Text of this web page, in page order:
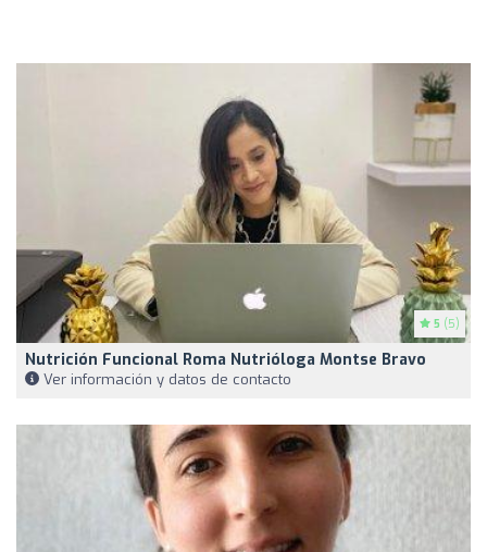
5 (5)
Nutrición Funcional Roma Nutrióloga Montse Bravo
Ver información y datos de contacto